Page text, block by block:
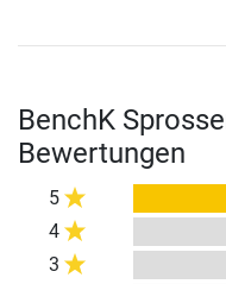
BenchK
Bewertungen
5
4
3